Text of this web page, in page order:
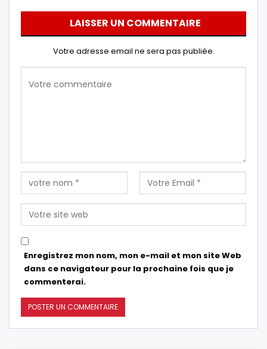
LAISSER UN COMMENTAIRE
Votre adresse email ne sera pas publiée.
Enregistrez mon nom, mon e-mail et mon site Web
dans ce navigateur pour la prochaine fois que je
commenterai.